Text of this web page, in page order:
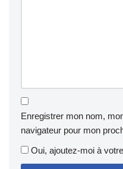
Enregistrer mon nom,
navigateur pour mon
Oui, ajoutez-moi à